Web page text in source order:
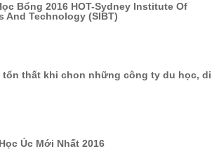
Bổng 2016 HOT-Sydney Institute Of
And Technology (SIBT)
tổn thất khi chon những công ty du học, di
Úc Mới Nhất 2016